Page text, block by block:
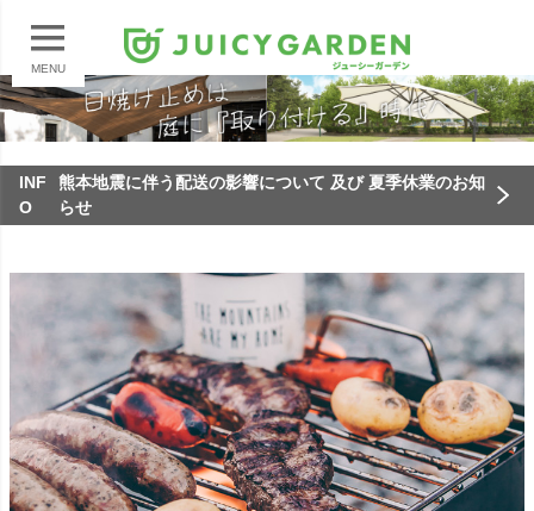
MENU
INF
O
熊本地震に伴う配送の影響について 及び 夏季休業のお知
らせ